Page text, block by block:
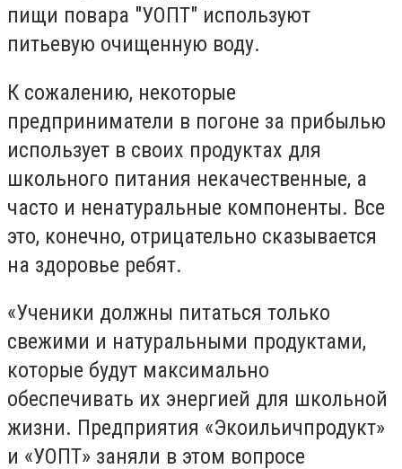
пищи повара "УОПТ" используют
питьевую очищенную воду.
К сожалению, некоторые
предприниматели в погоне за прибылью
использует в своих продуктах для
школьного питания некачественные, а
часто и ненатуральные компоненты. Все
это, конечно, отрицательно сказывается
на здоровье ребят.
«Ученики должны питаться только
свежими и натуральными продуктами,
которые будут максимально
обеспечивать их энергией для школьной
жизни. Предприятия «Экоильичпродукт»
и «УОПТ» заняли в этом вопросе